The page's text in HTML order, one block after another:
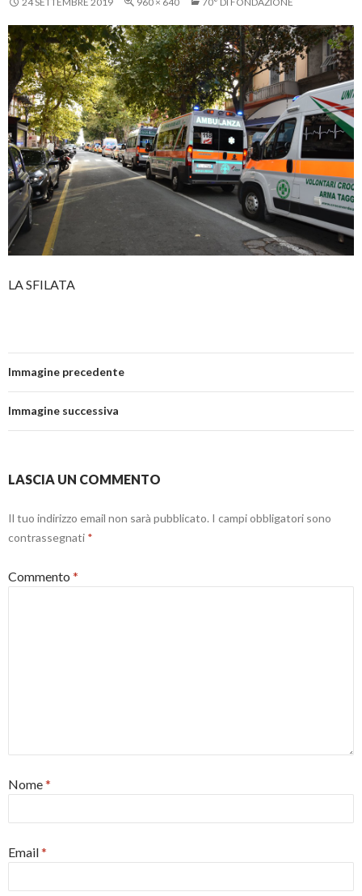
LA SFILATA
Immagine precedente
Immagine successiva
LASCIA UN COMMENTO
Il tuo indirizzo email non sarà pubblicato. I campi obbligatori sono
contrassegnati *
Commento *
Nome*
Email*